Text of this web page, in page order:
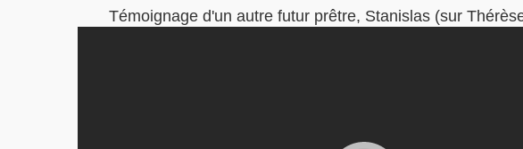
Témoignage d'un autre futur prêtre, Stanislas (sur